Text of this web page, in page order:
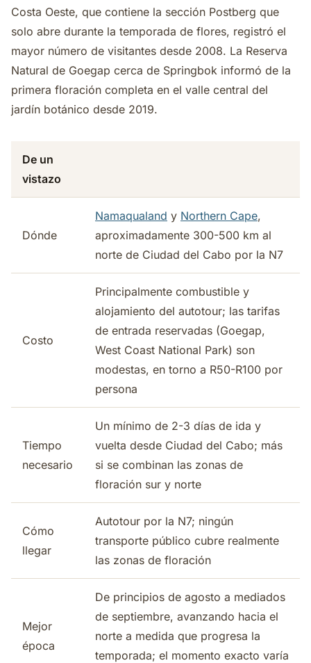
Costa Oeste, que contiene la sección Postberg que
solo abre durante la temporada de flores, registró el
mayor número de visitantes desde 2008. La Reserva
Natural de Goegap cerca de Springbok informó de la
primera floración completa en el valle central del
jardín botánico desde 2019.
De un
vistazo
Dónde
Namaqualand y Northern Cape,
aproximadamente 300-500 km al
norte de Ciudad del Cabo por la N7
Costo
Principalmente combustible y
alojamiento del autotour; las tarifas
de entrada reservadas (Goegap,
West Coast National Park) son
modestas, en torno a R50-R100 por
persona
Tiempo
necesario
Un mínimo de 2-3 días de ida y
vuelta desde Ciudad del Cabo; más
si se combinan las zonas de
floración sur y norte
Cómo
llegar
Autotour por la N7; ningún
transporte público cubre realmente
las zonas de floración
Mejor
época
De principios de agosto a mediados
de septiembre, avanzando hacia el
norte a medida que progresa la
temporada; el momento exacto varía